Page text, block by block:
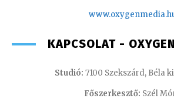
KAPCSOLAT -
Studió: 7100 Szekszárd, Béla
Főszerkesztő: Szél